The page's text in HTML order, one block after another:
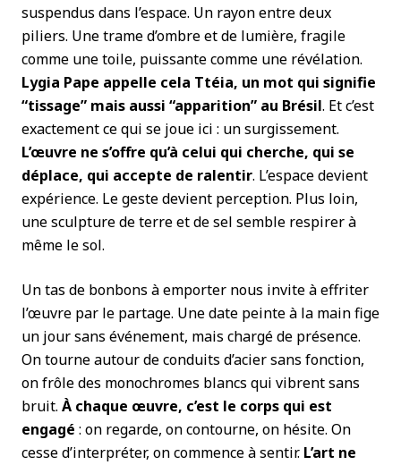
suspendus dans l’espace. Un rayon entre deux
piliers. Une trame d’ombre et de lumière, fragile
comme une toile, puissante comme une révélation.
Lygia Pape appelle cela Ttéia, un mot qui signifie
“tissage” mais aussi “apparition” au Brésil. Et c’est
exactement ce qui se joue ici : un surgissement.
L’œuvre ne s’offre qu’à celui qui cherche, qui se
déplace, qui accepte de ralentir. L’espace devient
expérience. Le geste devient perception. Plus loin,
une sculpture de terre et de sel semble respirer à
même le sol.
Un tas de bonbons à emporter nous invite à effriter
l’œuvre par le partage. Une date peinte à la main fige
un jour sans événement, mais chargé de présence.
On tourne autour de conduits d’acier sans fonction,
on frôle des monochromes blancs qui vibrent sans
bruit. À chaque œuvre, c’est le corps qui est
engagé : on regarde, on contourne, on hésite. On
cesse d’interpréter, on commence à sentir. L’art ne